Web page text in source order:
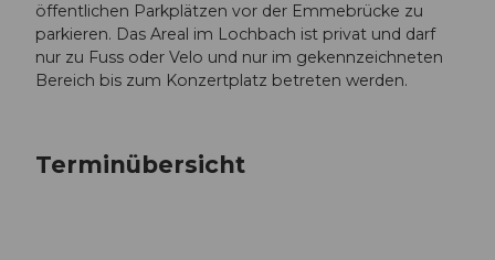
öffentlichen Parkplätzen vor der Emmebrücke zu
parkieren. Das Areal im Lochbach ist privat und darf
nur zu Fuss oder Velo und nur im gekennzeichneten
Bereich bis zum Konzertplatz betreten werden.
Terminübersicht